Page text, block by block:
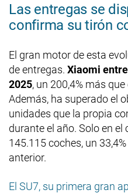
Las entregas se
confirma su tirón
El gran motor de esta
de entregas. Xiaomi
2025, un 200,4% más
Además, ha superado el
unidades que la propia
durante el año. Solo en
145.115 coches, un
anterior.
El SU7, su primera gran